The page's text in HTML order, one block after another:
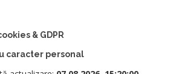
& GDPR
caracter personal